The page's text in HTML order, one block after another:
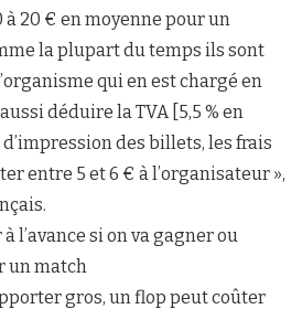
à 20 € en moyenne pour un
la plupart du temps ils sont
qui en est chargé en
déduire la TVA [5,5 % en
des billets, les frais
entre 5 et 6 € à l’organisateur »,
l’avance si on va gagner ou
un match
gros, un flop peut coûter